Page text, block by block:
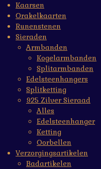
Kaarsen
Orakelkaarten
Runenstenen
Sieraden
Armbanden
Kogelarmbanden
Splitarmbanden
Edelsteenhangers
Splitketting
925 Zilver Sieraad
Alles
Edelsteenhanger
Ketting
Oorbellen
Verzorgingsartikelen
Badartikelen